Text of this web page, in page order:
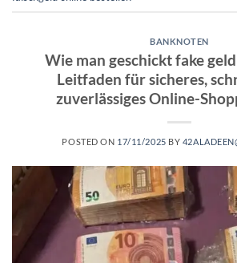
BANKNOTEN
Wie man geschickt fake
Leitfaden für sicheres,
zuverlässiges Online-
POSTED ON 17/11/2025 BY